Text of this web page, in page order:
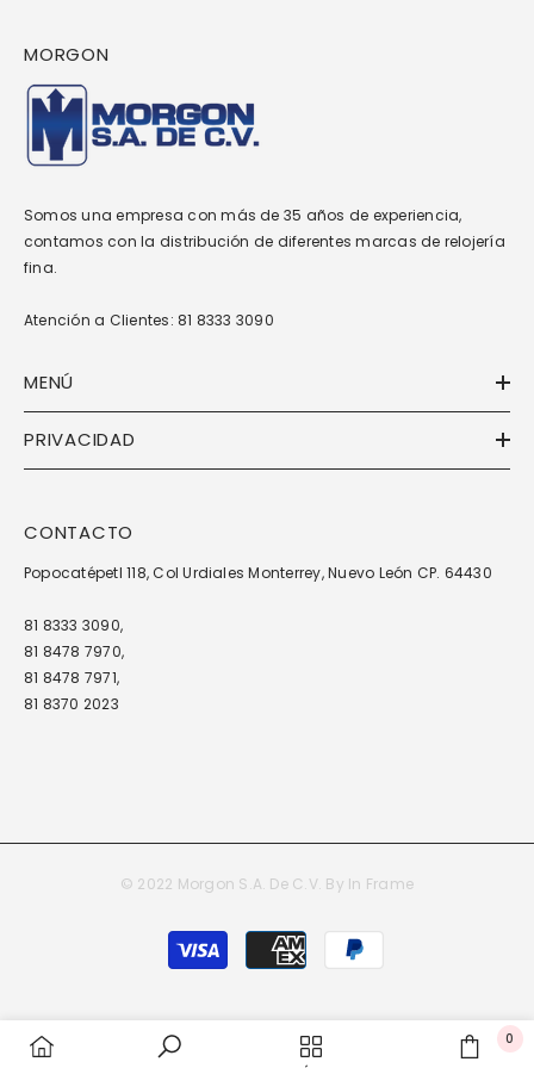
MORGON
Somos una empresa con más de 35 años de experiencia,
contamos con la distribución de diferentes marcas de relojería
fina.
Atención a Clientes: 81 8333 3090
MENÚ
PRIVACIDAD
CONTACTO
Popocatépetl 118, Col Urdiales Monterrey, Nuevo León CP. 64430
81 8333 3090,
81 8478 7970,
81 8478 7971,
81 8370 2023
© 2022 Morgon S.A. De C.V. By In Frame
Métodos
de
0